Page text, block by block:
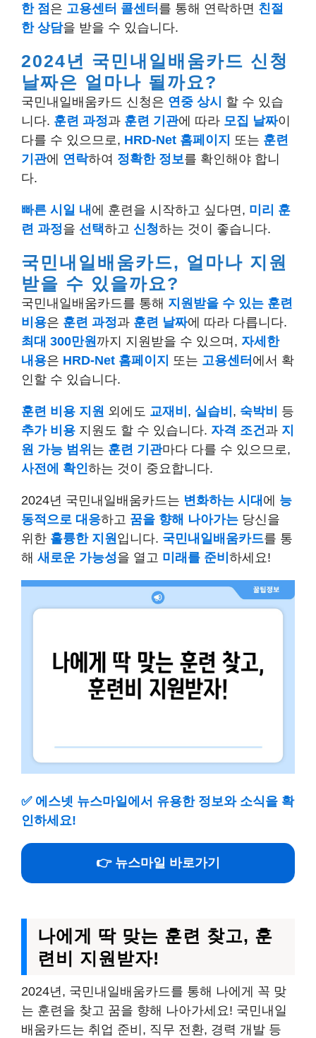
한 점 은 고용센터 콜센터 를 통해 연락하면 친절
한 상담을 받을 수 있습니다.
2024년 국민내일배움카드 신청
날짜은 얼마나 될까요?
국민내일배움카드 신청은 연중 상시 할 수 있습
니다. 훈련 과정과 훈련 기관에 따라 모집 날짜이
다를 수 있으므로, HRD-Net 홈페이지 또는 훈련
기관에 연락하여 정확한 정보를 확인해야 합니
다.
빠른 시일 내 에 훈련을 시작하고 싶다면, 미리 훈
련 과정을 선택하고 신청하는 것이 좋습니다.
국민내일배움카드, 얼마나 지원
받을 수 있을까요?
국민내일배움카드를 통해 지원받을 수 있는 훈련
비용은 훈련 과정과 훈련 날짜에 따라 다릅니다.
최대 300만원까지 지원받을 수 있으며, 자세한
내용은 HRD-Net 홈페이지 또는 고용센터 에서 확
인할 수 있습니다.
훈련 비용 지원 외에도 교재비 , 실습비 , 숙박비
등
추가 비용 지원도 할 수 있습니다. 자격 조건과 지
원 가능 범위 는 훈련 기관마다 다를 수 있으므로,
사전에 확인하는 것이 중요합니다.
2024년 국민내일배움카드는 변화하는 시대 에 능
동적으로 대응하고 꿈을 향해 나아가는 당신을
위한 훌륭한 지원입니다. 국민내일배움카드를 통
해 새로운 가능성을 열고 미래를 준비 하세요!
✅ 에스넷 뉴스마일에서 유용한 정보와 소식을 확
인하세요!
👉 뉴스마일 바로가기
나에게 딱 맞는 훈련 찾고, 훈
련비 지원받자!
2024년, 국민내일배움카드를 통해 나에게 꼭 맞
는 훈련을 찾고 꿈을 향해 나아가세요! 국민내일
배움카드는 취업 준비, 직무 전환, 경력 개발 등